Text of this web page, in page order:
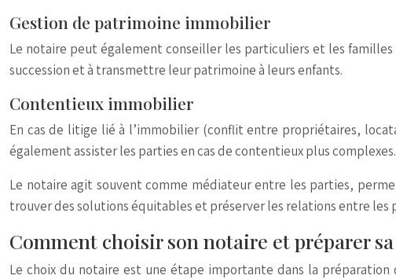
Gestion de patrimoine immobilier
Le notaire peut également conseiller les particuliers et les
succession et à transmettre leur patrimoine à leurs enfants.
Contentieux immobilier
En cas de litige lié à l’immobilier (conflit entre propriétaires,
également assister les parties en cas de contentieux plus complexes.
Le notaire agit souvent comme médiateur entre les parties,
trouver des solutions équitables et préserver les relations entre les
Comment choisir son notaire et préparer
Le choix du notaire est une étape importante dans la